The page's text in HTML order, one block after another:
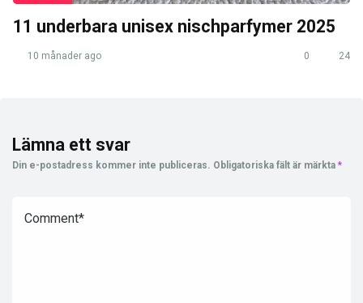
11 underbara unisex nischparfymer 2025
10 månader ago 0 24
Lämna ett svar
Din e-postadress kommer inte publiceras. Obligatoriska fält är märkta *